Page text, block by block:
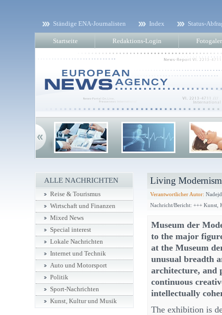
Ständige ENA-Journalisten Index Status-
Startseite Redaktions-Login
Living
Verantwortlicher Autor:
Nachricht/Bericht: +++ Kunst,
Museum der
to the major
at the Museum
unusual breadth
architecture, and
continuous
intellectually
The exhibition is
ALLE NACHRICHTEN
Reise & Tourismus
Wirtschaft und Finanzen
Mixed News
Special interest
Lokale Nachrichten
Internet und Technik
Auto und Motorsport
Politik
Sport-Nachrichten
Kunst, Kultur und Musik